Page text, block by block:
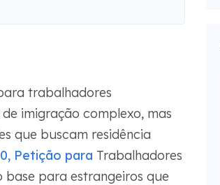
trabalhadores
imigração complexo, mas
que buscam residência
Petição para Trabalhadores
base para estrangeiros que